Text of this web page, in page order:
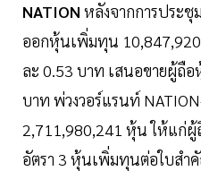
NATION หลังจากการประ
ออกหุ้นเพิ่มทุน
ละ 0.53 บาท เสนอขายผู้ถือ
บาท พ่วงวอร์แรนท์
2,711,980,241 หุ้น ให้แก่
อัตรา 3 หุ้นเพิ่มทุนต่อใบสำ